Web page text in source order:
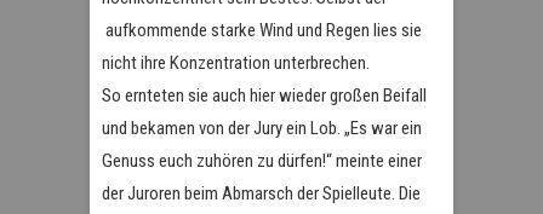
aufkommende starke Wind und Regen lies sie
nicht ihre Konzentration unterbrechen.
So ernteten sie auch hier wieder großen Beifall
und bekamen von der Jury ein Lob. „Es war ein
Genuss euch zuhören zu dürfen!“ meinte einer
der Juroren beim Abmarsch der Spielleute. Die